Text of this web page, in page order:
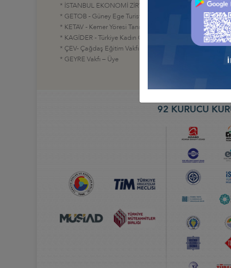
* İSTANBUL EKONOMİ ZİRVESİ - Yönetim Kurulu Üyesi
* GETOB - Güney Ege Turistlik Otelciler Birliği- Üye
* KETAV - Kemer Yöresi Tanıtım Vakfı- Üye
* KAGİDER - Türkiye Kadın Girişimciler Derneği - Üye
* ÇEV- Çağdaş Eğitim Vakfı – Mütevelli Heyet Üyesi
* GEYRE Vakfı – Üye
92 KURUCU